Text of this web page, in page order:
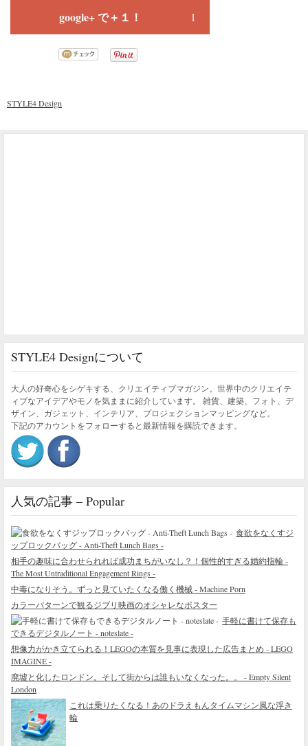
google+ で＋１！ 1
STYLE4 Design
STYLE4 Designについて
大人の好奇心をシゲキする、クリエイティブマガジン。世界中のクリエイテ
ィブなアイデアやモノを気ままに紹介しています。 雑貨、建築、フォト、デ
ザイン、ガジェット、インテリア、プロジェクションマッピングなど。
下記のアカウントをフォローすると最新情報を購読できます。
人気の記事 – Popular
食欲をなくすジ
ップロックバッグ - Anti-Theft Lunch Bags -
相手の趣味に合わせられれば成功まちがいなし？！個性的すぎる婚約指輪 -
The Most Untraditional Engagement Rings -
中毒になりそう。ずっと見ていたくなる働く機械 - Machine Porn
カラーパターンで観るジブリ映画のオシャレなポスター
手軽に書けて保存も
できるデジタルノート - noteslate -
想像力がかき立てられる！LEGOの本質を見事に表現した広告まとめ - LEGO
IMAGINE -
廃墟と化したロンドン。そして街からは誰もいなくなった。。 - Empty Silent
London
これは乗りたくなる！あのドラえもんタイムマシン風な浮き
輪